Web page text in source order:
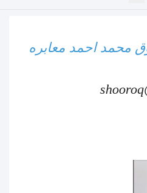
محمد احمد معابره